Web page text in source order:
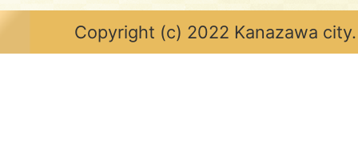
Copyright (c) 2022 Kanazawa